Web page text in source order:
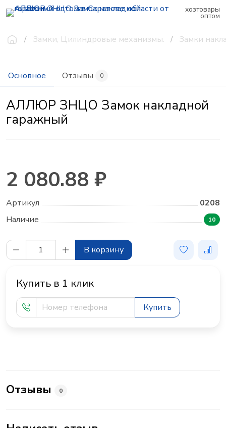
хозтовары
оптом
Замки, Цилиндровые механизмы. Замки
Основное Отзывы 0
АЛЛЮР ЗНЦО Замок накладной
гаражный
2 080.88 ₽
Артикул
0208
Наличие
10
В корзину
Купить в 1 клик
Купить
Отзывы 0